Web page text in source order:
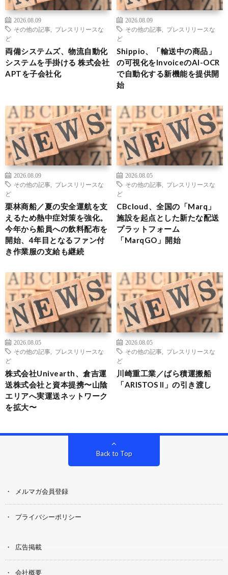
2026.08.09
その他の記事
プレスリリースな
ど
両備システムズ、物流自動化
システムを手掛ける 株式会社
APTを子会社化
2026.08.09
その他の記事
プレスリリースな
ど
Shippio、「輸送中の商品」
の可視化をInvoiceのAI-OCR
で自動化する新機能を提供開
始
2026.08.09
その他の記事
プレスリリースな
ど
栗林商船／夏の安全運航を支
えるため熱中症対策を強化。
今年から船員への飲料配布を
開始、4年目となるファン付
き作業服の支給も継続
2026.08.05
その他の記事
プレスリリースな
ど
CBcloud、全国の「Marq」
施設を起点とした新たな配送
プラットフォーム
「MarqGO」開始
2026.08.05
その他の記事
プレスリリースな
ど
株式会社Univearth、倉吉運
送株式会社と資本提携〜山陰
エリアへ実運送ネットワーク
を拡大〜
2026.08.05
その他の記事
プレスリリースな
ど
川崎重工業／ばら積運搬船
「ARISTOS II」の引き渡し
Back to Top
メルマガ会員登録
プライバシーポリシー
広告掲載
会社概要